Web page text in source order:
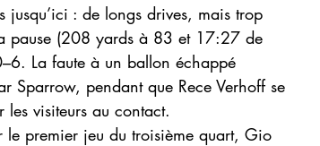
jusqu’ici : de longs drives, mais trop
pause (208 yards à 83 et 17:27 de
La faute à un ballon échappé
Sparrow, pendant que Rece Verhoff se
visiteurs au contact.
le premier jeu du troisième quart, Gio